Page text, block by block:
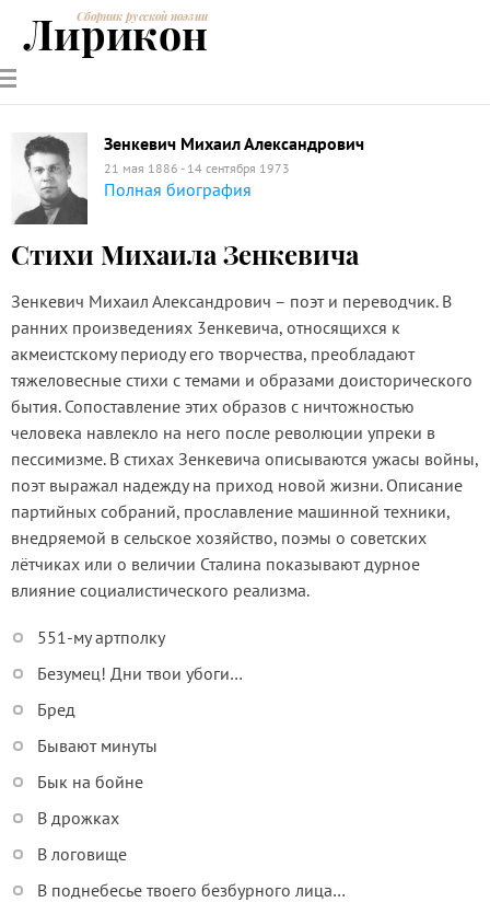
РУССКИЕ
ПОЭТЫ
СОВРЕМЕННИКИЭНЦИКЛОПЕДИЯ
ПОЭЗИИ
Сборник русской поэзии
Лирикон
Зенкевич Михаил Александрович
21 мая 1886 - 14 сентября 1973
Полная биография
Стихи Михаила Зенкевича
Зенкевич Михаил Александрович – поэт и переводчик. В
ранних произведениях 3енкевича, относящихся к
акмеистскому периоду его творчества, преобладают
тяжеловесные стихи с темами и образами доисторического
бытия. Сопоставление этих образов с ничтожностью
человека навлекло на него после революции упреки в
пессимизме. В стихах Зенкевича описываются ужасы войны,
поэт выражал надежду на приход новой жизни. Описание
партийных собраний, прославление машинной техники,
внедряемой в сельское хозяйство, поэмы о советских
лётчиках или о величии Сталина показывают дурное
влияние социалистического реализма.
551-му артполку
Безумец! Дни твои убоги…
Бред
Бывают минуты
Бык на бойне
В дрожках
В логовище
В поднебесье твоего безбурного лица…